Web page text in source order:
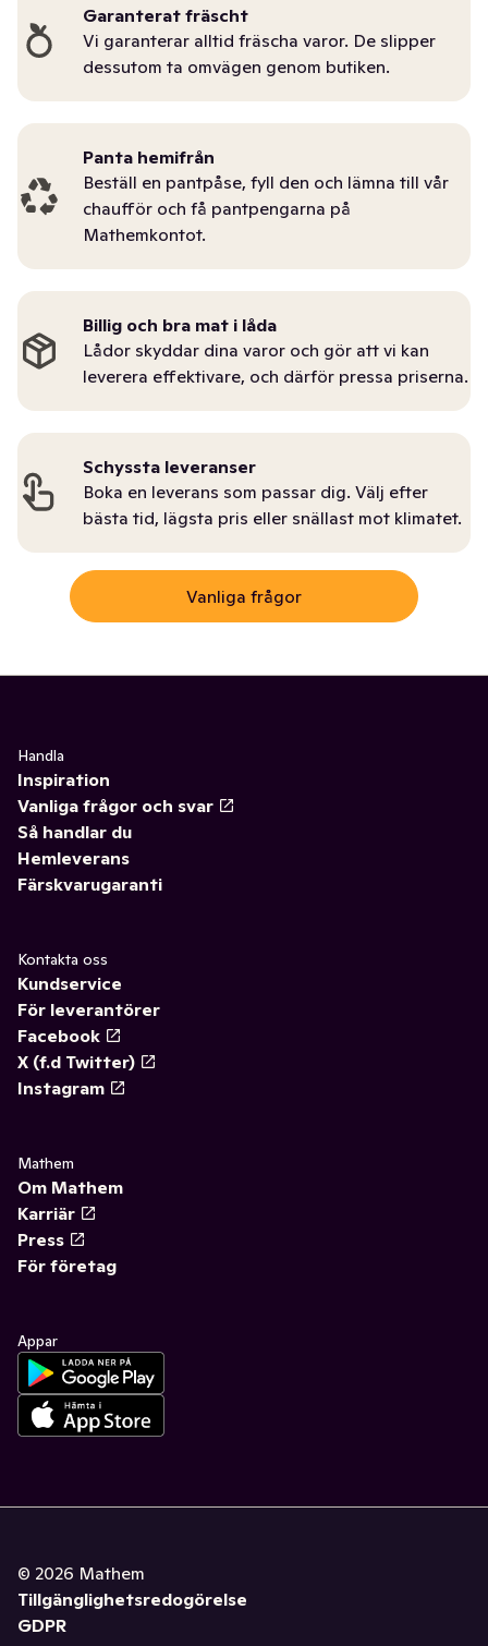
Garanterat fräscht
Vi garanterar alltid fräscha varor. De slipper
dessutom ta omvägen genom butiken.
Panta hemifrån
Beställ en pantpåse, fyll den och lämna till vår
chaufför och få pantpengarna på
Mathemkontot.
Billig och bra mat i låda
Lådor skyddar dina varor och gör att vi kan
leverera effektivare, och därför pressa priserna.
Schyssta leveranser
Boka en leverans som passar dig. Välj efter
bästa tid, lägsta pris eller snällast mot klimatet.
Vanliga frågor
Handla
Inspiration
Vanliga frågor och svar
Så handlar du
Hemleverans
Färskvarugaranti
Kontakta oss
Kundservice
För leverantörer
Facebook
X (f.d Twitter)
Instagram
Mathem
Om Mathem
Karriär
Press
För företag
Appar
© 2026 Mathem
Tillgänglighetsredogörelse
GDPR